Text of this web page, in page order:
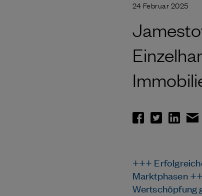
24 Februar 2025
+++
Marktphasen
Wertschöpfung